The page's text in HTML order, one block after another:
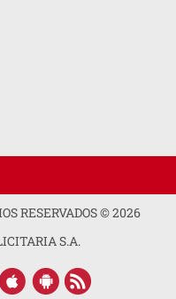
RESERVADOS ©2026
S.A.